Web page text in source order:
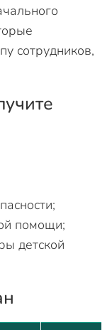
сотрудников,
помощи;
детской